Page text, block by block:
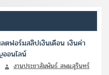
ตฟอร์มสลิปเงินเดือน เงินค่า
อนไลน์
งานประชาสัมพันธ์ สพม.สุรินทร์